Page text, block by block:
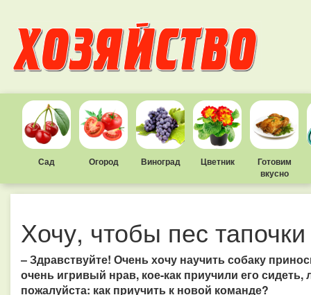
Сад Огород Виноград Цветник
Готовим
вкусно
Хочу, чтобы пес
– Здравствуйте! Очень хочу научить собаку
очень игривый нрав, кое-как приучили его
пожалуйста: как приучить к новой команде?